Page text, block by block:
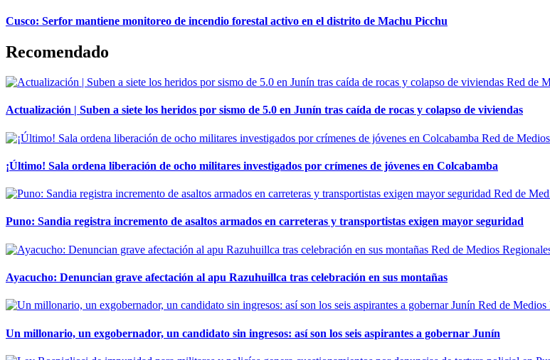
Cusco: Serfor mantiene monitoreo de incendio forestal activo en el distrito de Machu Picchu
Recomendado
Red de
Actualización | Suben a siete los heridos por sismo de 5.0 en Junín tras caída de rocas y colapso de viviendas
Red de
¡Último! Sala ordena liberación de ocho militares investigados por crímenes de jóvenes en Colcabamba
Red de
Puno: Sandia registra incremento de asaltos armados en carreteras y transportistas exigen mayor seguridad
Red de Medios
Ayacucho: Denuncian grave afectación al apu Razuhuillca tras celebración en sus montañas
Red de Medios
Un millonario, un exgobernador, un candidato sin ingresos: así son los seis aspirantes a gobernar Junín